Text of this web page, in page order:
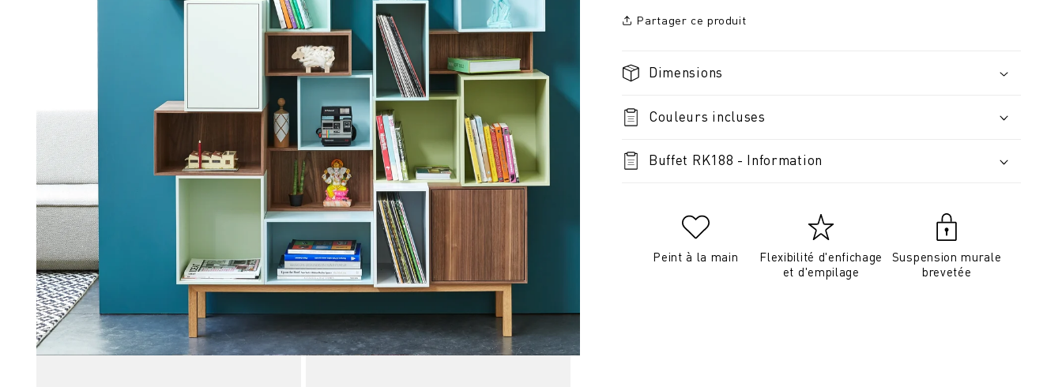
Partager ce produit
Dimensions
Couleurs incluses
Buffet RK188 - Information
Peint à la main
Flexibilité d'enfichage
et d'empilage
Suspension murale
brevetée